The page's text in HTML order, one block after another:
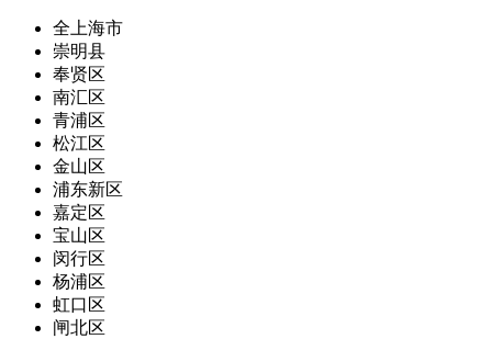
全上海市
崇明县
奉贤区
南汇区
青浦区
松江区
金山区
浦东新区
嘉定区
宝山区
闵行区
杨浦区
虹口区
闸北区